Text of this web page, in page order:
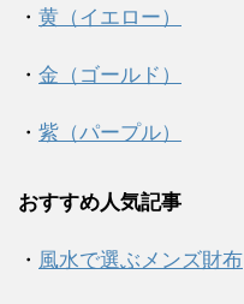
・ 黄（イエロー）
・ 金（ゴールド）
・ 紫（パープル）
おすすめ人気記事
・ 風水で選ぶメンズ財布